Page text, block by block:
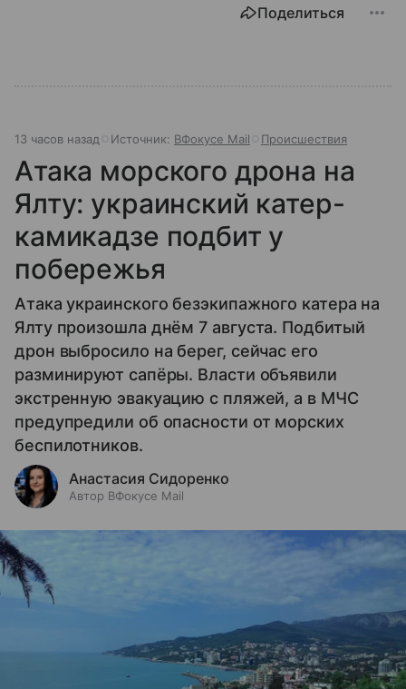
Поделиться
13 часов назад Источник: ВФокусе Mail Происшествия
Атака морского дрона на
Ялту: украинский катер-
камикадзе подбит у
побережья
Атака украинского безэкипажного катера на
Ялту произошла днём 7 августа. Подбитый
дрон выбросило на берег, сейчас его
разминируют сапёры. Власти объявили
экстренную эвакуацию с пляжей, а в МЧС
предупредили об опасности от морских
беспилотников.
Анастасия Сидоренко
Автор ВФокусе Mail